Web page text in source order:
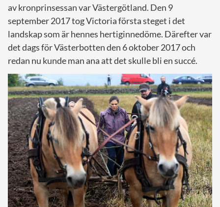
av kronprinsessan var Västergötland. Den 9
september 2017 tog Victoria första steget i det
landskap som är hennes hertiginnedöme. Därefter var
det dags för Västerbotten den 6 oktober 2017 och
redan nu kunde man ana att det skulle bli en succé.